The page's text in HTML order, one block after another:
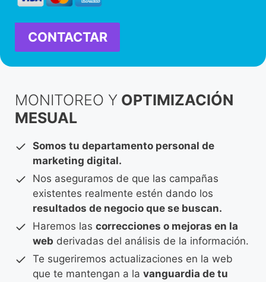
CONTACTAR
MONITOREO Y OPTIMIZACIÓN
MESUAL
Somos tu departamento personal de
marketing digital.
Nos aseguramos de que las campañas
existentes realmente estén dando los
resultados de negocio que se buscan.
Haremos las correcciones o mejoras en la
web derivadas del análisis de la información.
Te sugeriremos actualizaciones en la web
que te mantengan a la vanguardia de tu